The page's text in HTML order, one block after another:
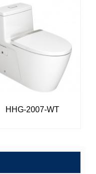
HHG-2007-WT